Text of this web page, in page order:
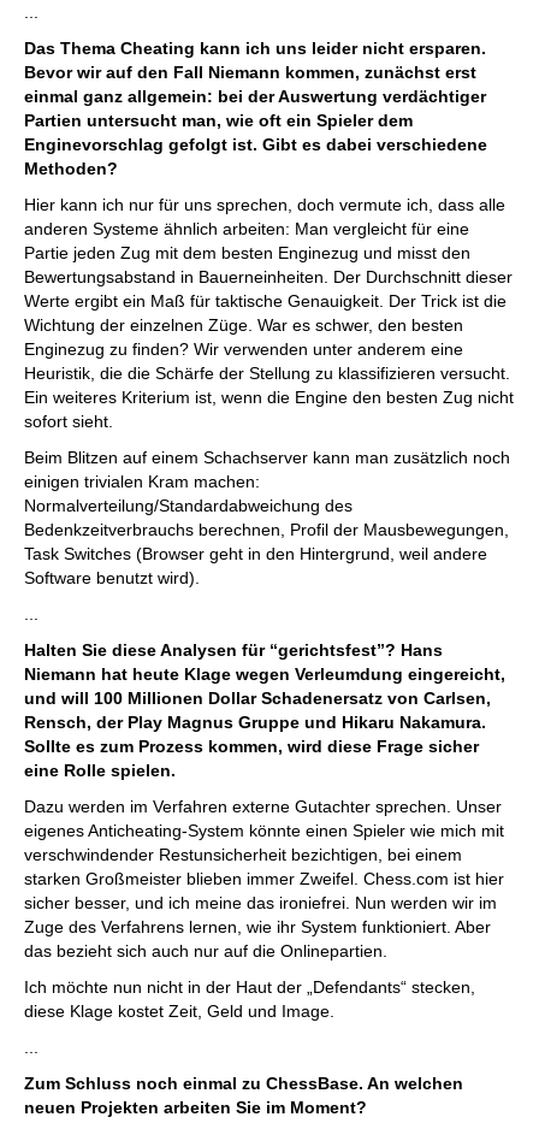
Das Thema Cheating kann ich uns leider nicht ersparen.
Bevor wir auf den Fall Niemann kommen, zunächst erst
einmal ganz allgemein: bei der Auswertung verdächtiger
Partien untersucht man, wie oft ein Spieler dem
Enginevorschlag gefolgt ist. Gibt es dabei verschiedene
Methoden?
Hier kann ich nur für uns sprechen, doch vermute ich, dass alle
anderen Systeme ähnlich arbeiten: Man vergleicht für eine
Partie jeden Zug mit dem besten Enginezug und misst den
Bewertungsabstand in Bauerneinheiten. Der Durchschnitt dieser
Werte ergibt ein Maß für taktische Genauigkeit. Der Trick ist die
Wichtung der einzelnen Züge. War es schwer, den besten
Enginezug zu finden? Wir verwenden unter anderem eine
Heuristik, die die Schärfe der Stellung zu klassifizieren versucht.
Ein weiteres Kriterium ist, wenn die Engine den besten Zug nicht
sofort sieht.
Beim Blitzen auf einem Schachserver kann man zusätzlich noch
einigen trivialen Kram machen:
Normalverteilung/Standardabweichung des
Bedenkzeitverbrauchs berechnen, Profil der Mausbewegungen,
Task Switches (Browser geht in den Hintergrund, weil andere
Software benutzt wird).
Halten Sie diese Analysen für “gerichtsfest”? Hans
Niemann hat heute Klage wegen Verleumdung eingereicht,
und will 100 Millionen Dollar Schadenersatz von Carlsen,
Rensch, der Play Magnus Gruppe und Hikaru Nakamura.
Sollte es zum Prozess kommen, wird diese Frage sicher
eine Rolle spielen.
Dazu werden im Verfahren externe Gutachter sprechen. Unser
eigenes Anticheating-System könnte einen Spieler wie mich mit
verschwindender Restunsicherheit bezichtigen, bei einem
starken Großmeister blieben immer Zweifel. Chess.com ist hier
sicher besser, und ich meine das ironiefrei. Nun werden wir im
Zuge des Verfahrens lernen, wie ihr System funktioniert. Aber
das bezieht sich auch nur auf die Onlinepartien.
Ich möchte nun nicht in der Haut der „Defendants“ stecken,
diese Klage kostet Zeit, Geld und Image.
Zum Schluss noch einmal zu ChessBase. An welchen
neuen Projekten arbeiten Sie im Moment?